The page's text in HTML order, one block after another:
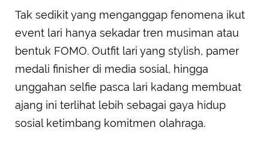
Tak sedikit yang menganggap fenomena ikut
event lari hanya sekadar tren musiman atau
bentuk FOMO. Outfit lari yang stylish, pamer
medali finisher di media sosial, hingga
unggahan selfie pasca lari kadang membuat
ajang ini terlihat lebih sebagai gaya hidup
sosial ketimbang komitmen olahraga.